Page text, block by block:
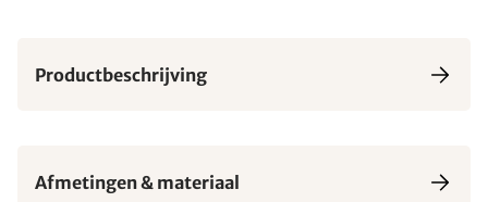
Productbeschrijving
Afmetingen & materiaal